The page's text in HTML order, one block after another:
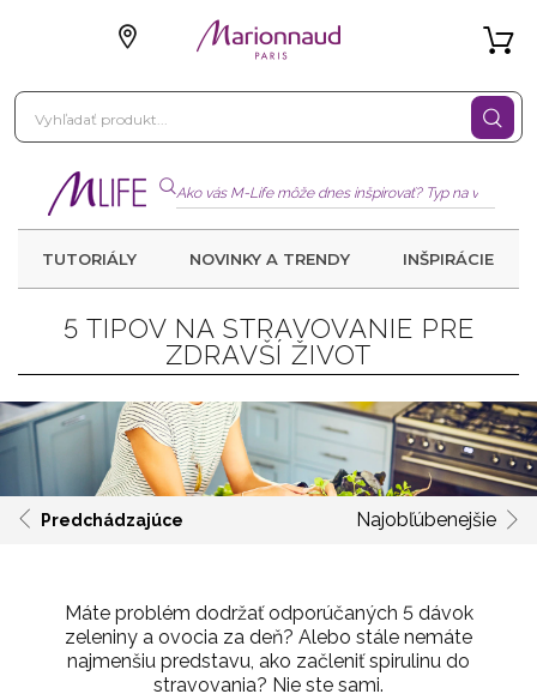
TUTORIÁLY NOVINKY A TRENDY INŠPIRÁCIE
5 TIPOV NA STRAVOVANIE PRE
ZDRAVŠÍ ŽIVOT
Predchádzajúce Najobľúbenejšie
Máte problém dodržať odporúčaných 5 dávok
zeleniny a ovocia za deň? Alebo stále nemáte
najmenšiu predstavu, ako začleniť spirulinu do
stravovania? Nie ste sami.